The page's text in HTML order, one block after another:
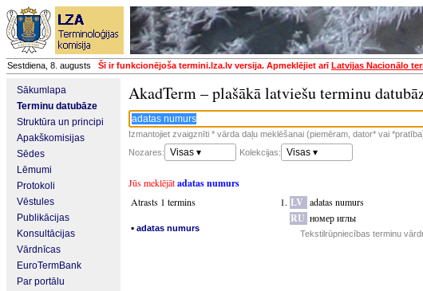
Sestdiena, 8. augusts Šī ir funkcionējoša termini.lza.lv versija. Apmeklējiet arīLatvijas Nacionālo
Sākumlapa
Terminu datubāze
Struktūra un principi
Apakškomisijas
Sēdes
Lēmumi
Protokoli
Vēstules
Publikācijas
Konsultācijas
Vārdnīcas
EuroTermBank
Par portālu
AkadTerm – plašākā latviešu terminu
Izmantojiet zvaigznīti * vārda daļu meklēšanai (piemēram, dator* vai
Nozares:
Visas ▾ Kolekcijas: Visas ▾
Jūs meklējātadatas numurs
Atrasts 1 termins
▪ adatas numurs
LV adatas numurs
RU номер иглы
Tekstilrūpniecības terminu